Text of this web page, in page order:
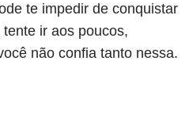
te impedir de conquistar
ir aos poucos,
não confia tanto nessa.